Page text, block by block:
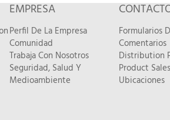
EMPRESA
Perfil De La Empresa
Comunidad
Trabaja Con Nosotros
Seguridad, Salud Y
Medioambiente
Formularios
Comentarios
Distribution
Product
Ubicaciones